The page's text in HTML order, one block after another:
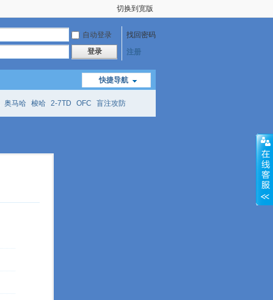
切换到宽版
自动登录
找回密码
登录 注册
快捷导航
奥马哈 梭哈 2-7TD OFC 盲注攻防